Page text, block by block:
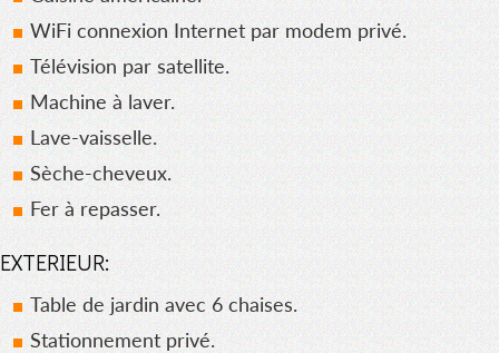
WiFi connexion Internet par modem privé.
Télévision par satellite.
Machine à laver.
Lave-vaisselle.
Sèche-cheveux.
Fer à repasser.
EXTERIEUR:
Table de jardin avec 6 chaises.
Stationnement privé.